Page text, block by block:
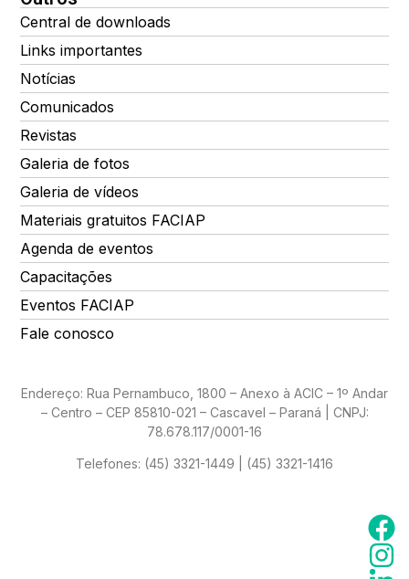
Central de downloads
Links importantes
Notícias
Comunicados
Revistas
Galeria de fotos
Galeria de vídeos
Materiais gratuitos FACIAP
Agenda de eventos
Capacitações
Eventos FACIAP
Fale conosco
Endereço: Rua Pernambuco, 1800 – Anexo à ACIC – 1º Andar
– Centro – CEP 85810-021 – Cascavel – Paraná | CNPJ:
78.678.117/0001-16
Telefones: (45) 3321-1449 | (45) 3321-1416